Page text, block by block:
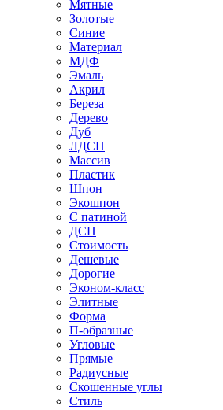
Мятные
Золотые
Синие
Материал
МДФ
Эмаль
Акрил
Береза
Дерево
Дуб
ЛДСП
Массив
Пластик
Шпон
Экошпон
С патиной
ДСП
Стоимость
Дешевые
Дорогие
Эконом-класс
Элитные
Форма
П-образные
Угловые
Прямые
Радиусные
Скошенные углы
Стиль